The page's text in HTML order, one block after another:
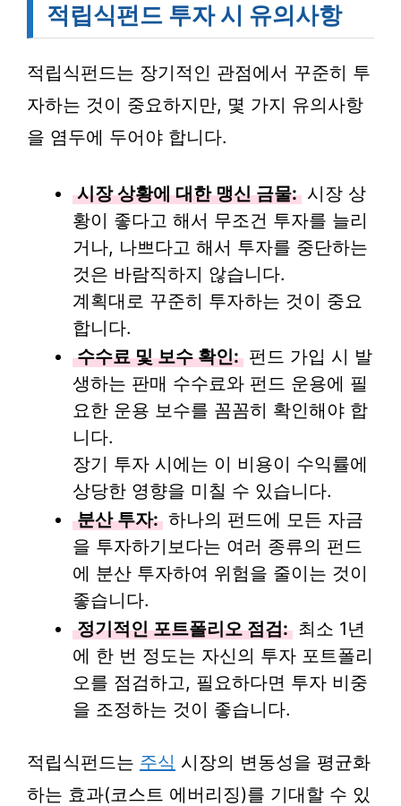
적립식펀드 투자 시 유의사항
적립식펀드는 장기적인 관점에서 꾸준히 투
자하는 것이 중요하지만, 몇 가지 유의사항
을 염두에 두어야 합니다.
시장 상황에 대한 맹신 금물: 시장 상
황이 좋다고 해서 무조건 투자를 늘리
거나, 나쁘다고 해서 투자를 중단하는
것은 바람직하지 않습니다.
계획대로 꾸준히 투자하는 것이 중요
합니다.
수수료 및 보수 확인: 펀드 가입 시 발
생하는 판매 수수료와 펀드 운용에 필
요한 운용 보수를 꼼꼼히 확인해야 합
니다.
장기 투자 시에는 이 비용이 수익률에
상당한 영향을 미칠 수 있습니다.
분산 투자: 하나의 펀드에 모든 자금
을 투자하기보다는 여러 종류의 펀드
에 분산 투자하여 위험을 줄이는 것이
좋습니다.
정기적인 포트폴리오 점검: 최소 1년
에 한 번 정도는 자신의 투자 포트폴리
오를 점검하고, 필요하다면 투자 비중
을 조정하는 것이 좋습니다.
적립식펀드는 주식 시장의 변동성을 평균화
하는 효과(코스트 에버리징)를 기대할 수 있